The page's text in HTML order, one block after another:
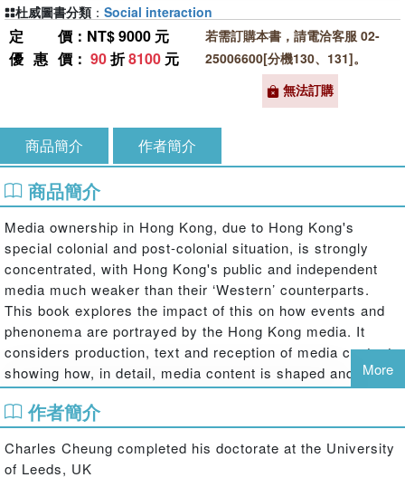
定價 ：NT$ 9000 元
優惠價 ： 90折8100 元
若需訂購本書，請電洽客服 02-
25006600[分機130、131]。
無法訂購
杜威圖書分類 ： Social interaction
商品簡介 作者簡介
商品簡介
Media ownership in Hong Kong, due to Hong Kong's
special colonial and post-colonial situation, is strongly
concentrated, with Hong Kong's public and independent
media much weaker than their ‘Western’ counterparts.
This book explores the impact of this on how events and
phenonema are portrayed by the Hong Kong media. It
considers production, text and reception of media content,
showing how, in detail, media content is shaped and
distorted by Hong Kong's media ownership structure. It
includes a detailed examination of the media's
stigmatisation of youth, a group without power in Hong
Kong, unable to put forward its own voice in the media.
The book makes comparisons with the situation in western
More
作者簡介
Charles Cheung completed his doctorate at the University
of Leeds, UK